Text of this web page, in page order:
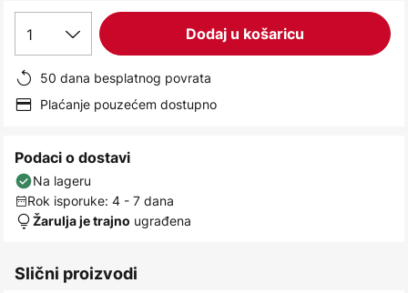
1 Dodaj u košaricu
50 dana besplatnog povrata
Plaćanje pouzećem dostupno
Podaci o dostavi
Na lageru
Rok isporuke: 4 - 7 dana
Žarulja je trajno ugrađena
Slični proizvodi